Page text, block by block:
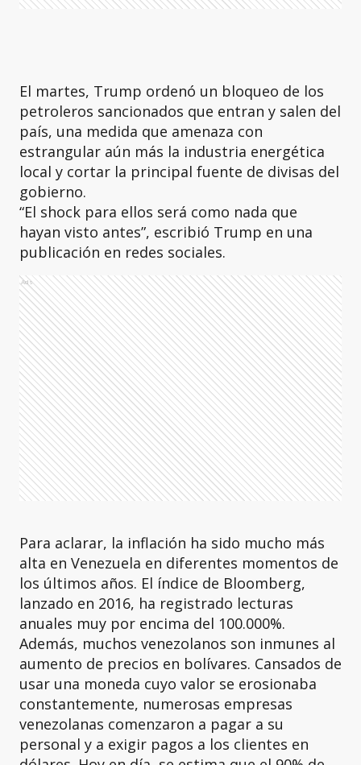
El martes, Trump ordenó un bloqueo de los
petroleros sancionados que entran y salen del
país, una medida que amenaza con
estrangular aún más la industria energética
local y cortar la principal fuente de divisas del
gobierno.
“El shock para ellos será como nada que
hayan visto antes”, escribió Trump en una
publicación en redes sociales.
Ads
Para aclarar, la inflación ha sido mucho más
alta en Venezuela en diferentes momentos de
los últimos años. El índice de Bloomberg,
lanzado en 2016, ha registrado lecturas
anuales muy por encima del 100.000%.
Además, muchos venezolanos son inmunes al
aumento de precios en bolívares. Cansados de
usar una moneda cuyo valor se erosionaba
constantemente, numerosas empresas
venezolanas comenzaron a pagar a su
personal y a exigir pagos a los clientes en